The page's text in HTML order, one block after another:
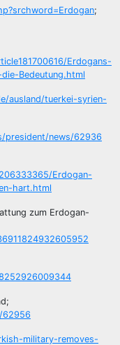
;
Erdogans-
Bedeutung.html
ausland/tuerkei-syrien-
president/news/62936
Erdogan-
hart.html
zum Erdogan-
62956
military-removes-